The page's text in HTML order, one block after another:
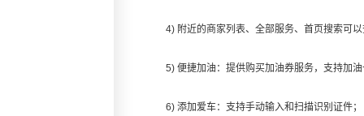
4) 附近的商家列表、全部服务、首页搜索可
5) 便捷加油：提供购买加油券服务，支持加
6) 添加爱车：支持手动输入和扫描识别证件；